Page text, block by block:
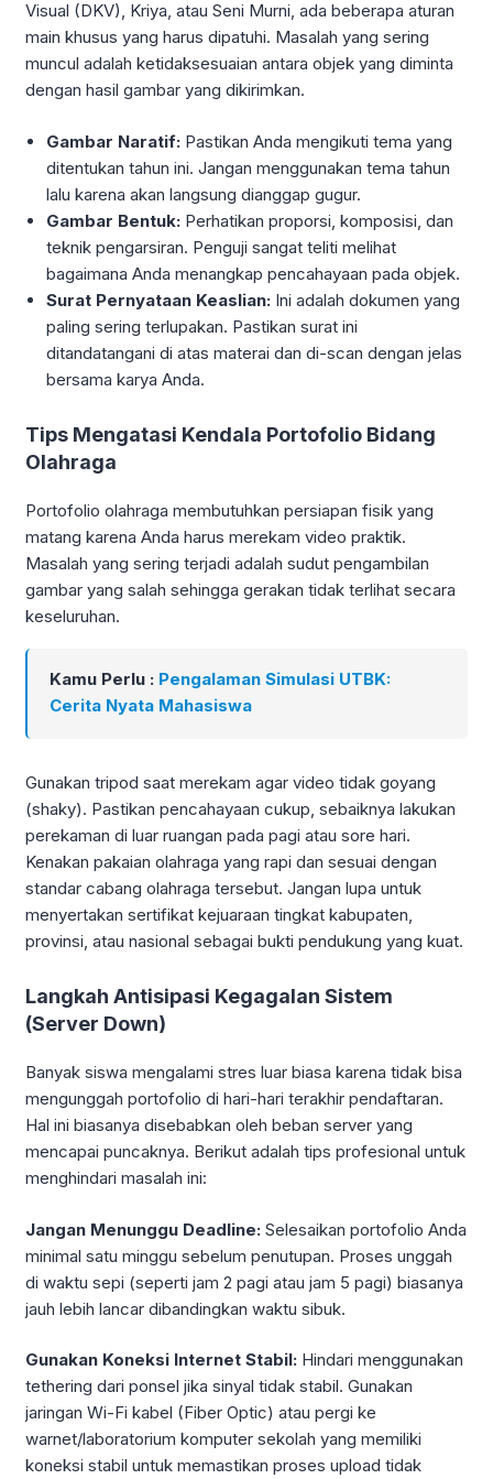
Visual (DKV), Kriya, atau Seni Murni, ada beberapa aturan
main khusus yang harus dipatuhi. Masalah yang sering
muncul adalah ketidaksesuaian antara objek yang diminta
dengan hasil gambar yang dikirimkan.
Gambar Naratif: Pastikan Anda mengikuti tema yang
ditentukan tahun ini. Jangan menggunakan tema tahun
lalu karena akan langsung dianggap gugur.
Gambar Bentuk: Perhatikan proporsi, komposisi, dan
teknik pengarsiran. Penguji sangat teliti melihat
bagaimana Anda menangkap pencahayaan pada objek.
Surat Pernyataan Keaslian: Ini adalah dokumen yang
paling sering terlupakan. Pastikan surat ini
ditandatangani di atas materai dan di-scan dengan jelas
bersama karya Anda.
Tips Mengatasi Kendala Portofolio Bidang
Olahraga
Portofolio olahraga membutuhkan persiapan fisik yang
matang karena Anda harus merekam video praktik.
Masalah yang sering terjadi adalah sudut pengambilan
gambar yang salah sehingga gerakan tidak terlihat secara
keseluruhan.
Kamu Perlu : Pengalaman Simulasi UTBK:
Cerita Nyata Mahasiswa
Gunakan tripod saat merekam agar video tidak goyang
(shaky). Pastikan pencahayaan cukup, sebaiknya lakukan
perekaman di luar ruangan pada pagi atau sore hari.
Kenakan pakaian olahraga yang rapi dan sesuai dengan
standar cabang olahraga tersebut. Jangan lupa untuk
menyertakan sertifikat kejuaraan tingkat kabupaten,
provinsi, atau nasional sebagai bukti pendukung yang kuat.
Langkah Antisipasi Kegagalan Sistem
(Server Down)
Banyak siswa mengalami stres luar biasa karena tidak bisa
mengunggah portofolio di hari-hari terakhir pendaftaran.
Hal ini biasanya disebabkan oleh beban server yang
mencapai puncaknya. Berikut adalah tips profesional untuk
menghindari masalah ini:
Jangan Menunggu Deadline: Selesaikan portofolio Anda
minimal satu minggu sebelum penutupan. Proses unggah
di waktu sepi (seperti jam 2 pagi atau jam 5 pagi) biasanya
jauh lebih lancar dibandingkan waktu sibuk.
Gunakan Koneksi Internet Stabil: Hindari menggunakan
tethering dari ponsel jika sinyal tidak stabil. Gunakan
jaringan Wi-Fi kabel (Fiber Optic) atau pergi ke
warnet/laboratorium komputer sekolah yang memiliki
koneksi stabil untuk memastikan proses upload tidak